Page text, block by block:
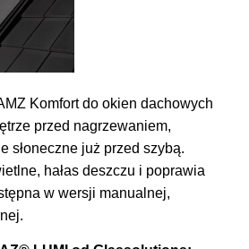
Komfort do okien dachowych
przed nagrzewaniem,
słoneczne już przed szybą.
hałas deszczu i poprawia
w wersji manualnej,